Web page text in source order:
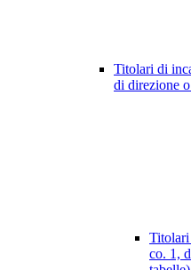
Titolari di
di direzione
co. 1,